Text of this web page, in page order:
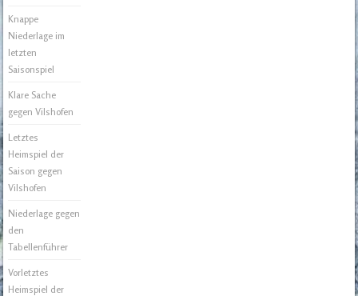
Knappe
Niederlage im
letzten
Saisonspiel
Klare Sache
gegen Vilshofen
Letztes
Heimspiel der
Saison gegen
Vilshofen
Niederlage gegen
den
Tabellenführer
Vorletztes
Heimspiel der